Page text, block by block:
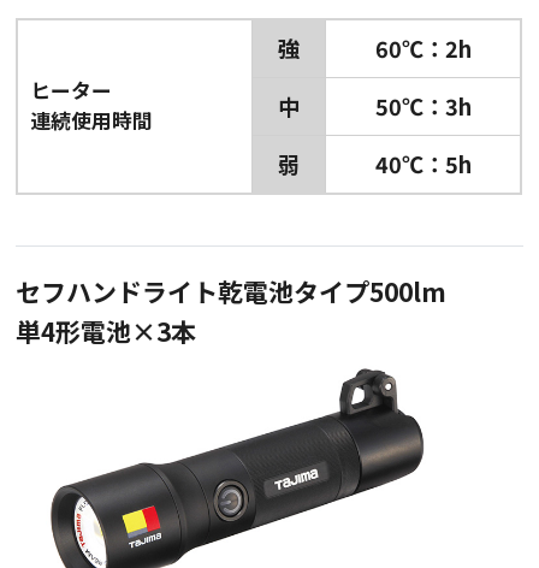
ヒーター
連続使用時間
強
60℃：2h
中
50℃：3h
弱
40℃：5h
セフハンドライト乾電池タイプ500lm
単4形電池×3本